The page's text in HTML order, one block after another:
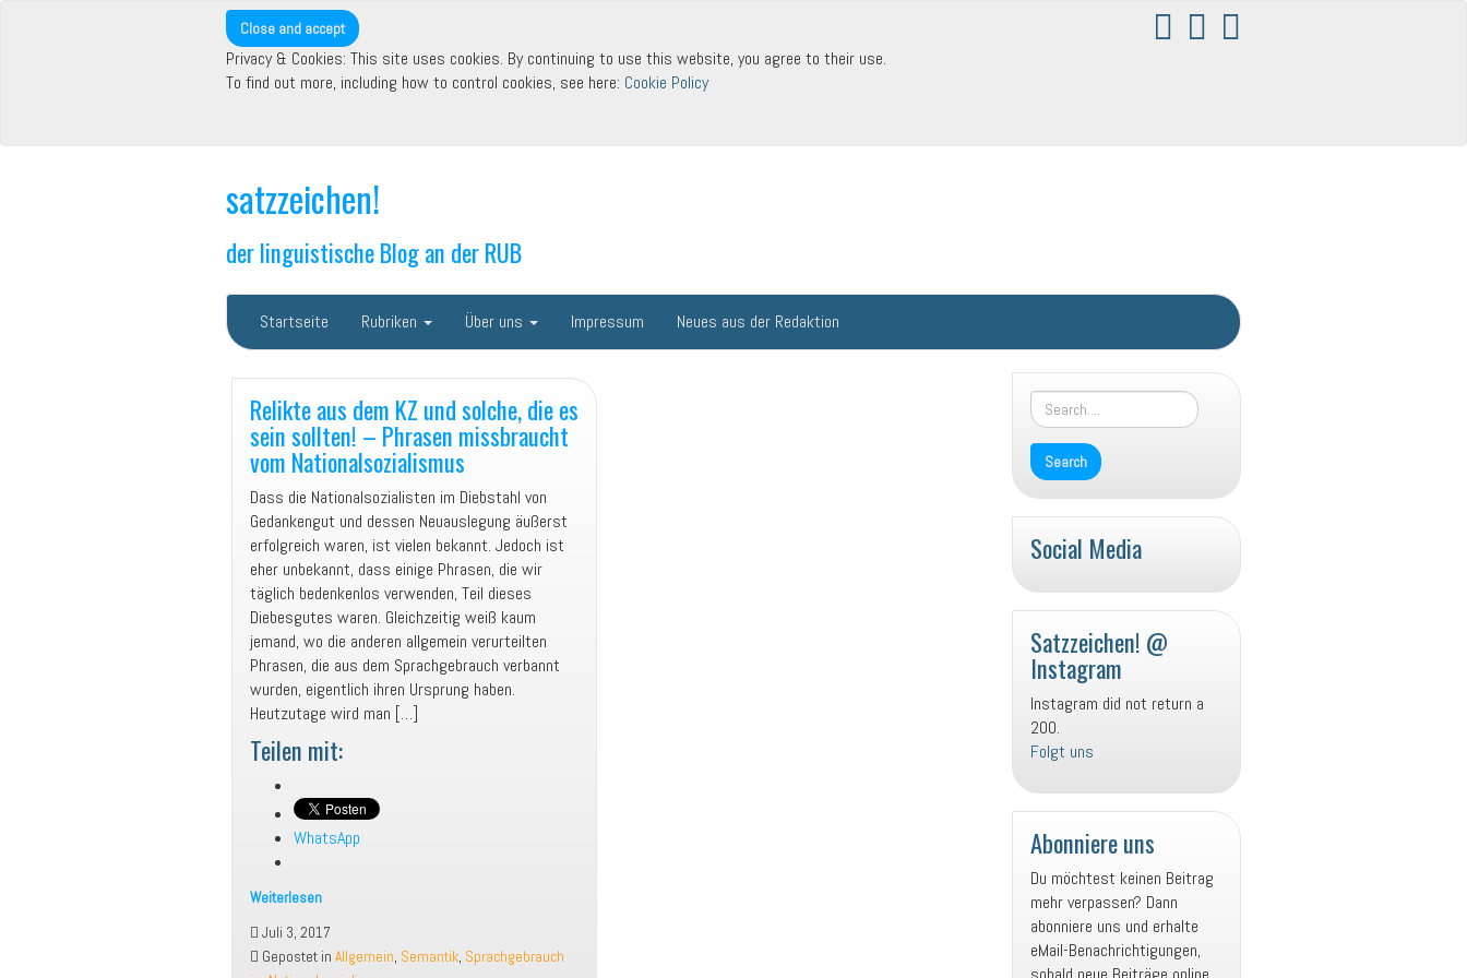
Privacy & Cookies: This site uses cookies. By continuing to use this website, you agree to their use.
To find out more, including how to control cookies, see here: Cookie Policy
satzzeichen!
der linguistische Blog an der RUB
Startseite Rubriken Über uns Impressum Neues aus der Redaktion
Relikte aus dem KZ und solche, die es
sein sollten! – Phrasen missbraucht
vom Nationalsozialismus
Dass die Nationalsozialisten im Diebstahl von
Gedankengut und dessen Neuauslegung äußerst
erfolgreich waren, ist vielen bekannt. Jedoch ist
eher unbekannt, dass einige Phrasen, die wir
täglich bedenkenlos verwenden, Teil dieses
Diebesgutes waren. Gleichzeitig weiß kaum
jemand, wo die anderen allgemein verurteilten
Phrasen, die aus dem Sprachgebrauch verbannt
wurden, eigentlich ihren Ursprung haben.
Heutzutage wird man […]
Teilen mit:
WhatsApp
Weiterlesen
aus
dem
Juli 3, 2017
Gepostet in Allgemein, Semantik, Sprachgebrauch
Social Media
r
o
f
i
l
v
o
S
t
z
z
e
i
c
r
o
f
i
l
v
o
o
g
S
a
t
z
r
o
f
i
l
v
o
t
z
z
e
i
c
o
u
T
u
b
e
Satzzeichen! @
Instagram
Instagram did not return a
200.
Folgt uns
Abonniere uns
Du möchtest keinen Beitrag
mehr verpassen? Dann
abonniere uns und erhalte
eMail-Benachrichtigungen,